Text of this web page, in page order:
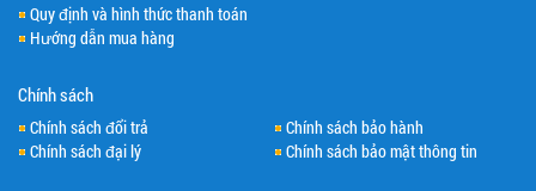
Quy định và hình thức thanh toán
Hướng dẫn mua hàng
Chính sách
Chính sách đổi trả
Chính sách bảo hành
Chính sách đại lý
Chính sách bảo mật thông tin